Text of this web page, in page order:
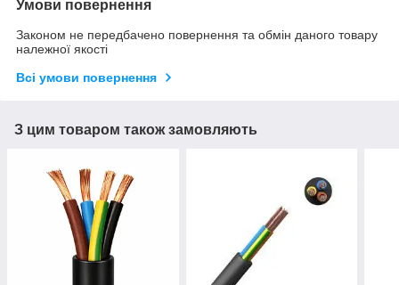
Умови повернення
Законом не передбачено повернення та обмін даного товару
належної якості
Всі умови повернення
З цим товаром також замовляють